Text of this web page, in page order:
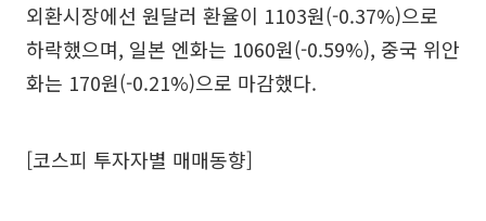
외환시장에선 원달러 환율이 1103원(-0.37%)으로
하락했으며, 일본 엔화는 1060원(-0.59%), 중국 위안
화는 170원(-0.21%)으로 마감했다.
[코스피 투자자별 매매동향]